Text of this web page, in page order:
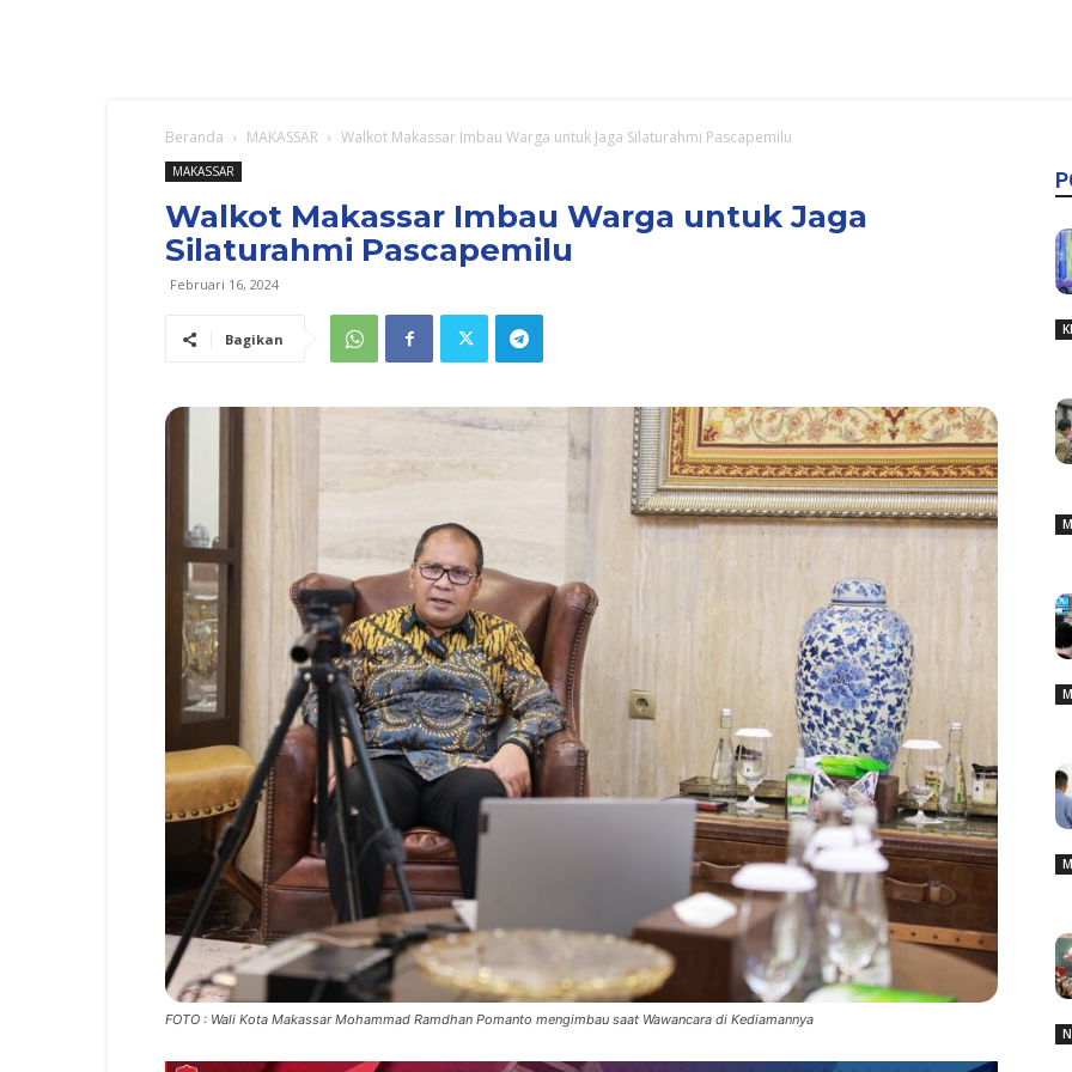
Beranda MAKASSAR Walkot Makassar Imbau Warga untuk Jaga Silaturahmi Pascapemilu
MAKASSAR
Walkot Makassar Imbau Warga untuk Jaga
Silaturahmi Pascapemilu
Februari 16, 2024
Bagikan
FOTO : Wali Kota Makassar Mohammad Ramdhan Pomanto mengimbau saat Wawancara di Kediamannya